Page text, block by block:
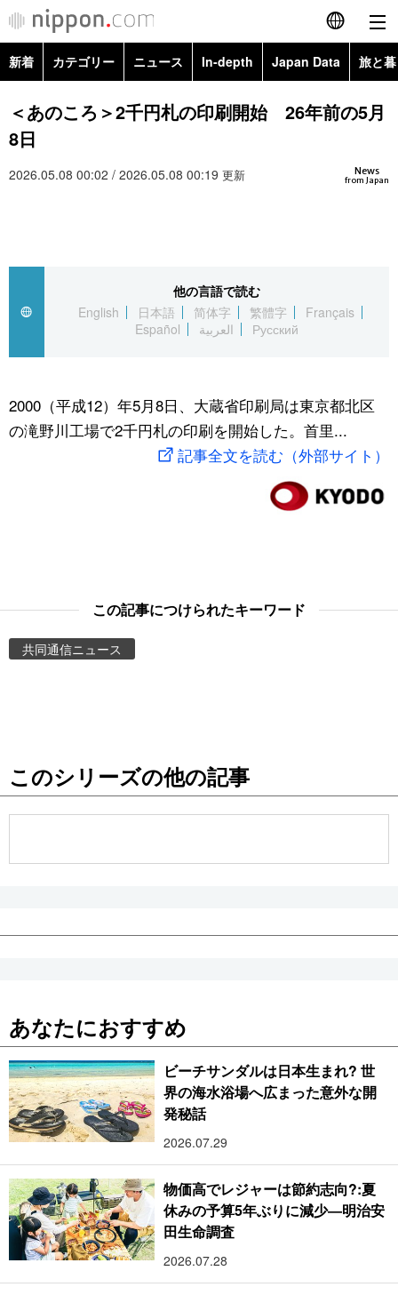
English
简体字
Русский
カテゴリー
経済・ビジネス
国際
文化
トップ
アーカイブ
In-depth
Japan Data
動画/Live
お知らせ
新着 カテゴリー ニュース In-depth Japan Data 旅と
政治・外交
経済・ビジネス
スポーツ・東京2020
Topics
＜あのころ＞2千円札の印刷開始 26年前の5月
8日
News
from Japan
2026.05.08 00:02 / 2026.05.08 00:19 更新
他の言語で読む
English
日本語 简体字 繁體字
Français
Español
العربية Русский
2000（平成12）年5月8日、大蔵省印刷局は東京都北区
の滝野川工場で2千円札の印刷を開始した。首里...
記事全文を読む（外部サイト）
この記事につけられたキーワード
共同通信ニュース
このシリーズの他の記事
あなたにおすすめ
ビーチサンダルは日本生まれ? 世
界の海水浴場へ広まった意外な開
発秘話
2026.07.29
物価高でレジャーは節約志向?:夏
休みの予算5年ぶりに減少―明治安
田生命調査
2026.07.28